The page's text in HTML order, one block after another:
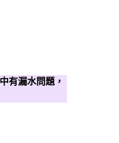
有漏水問題，